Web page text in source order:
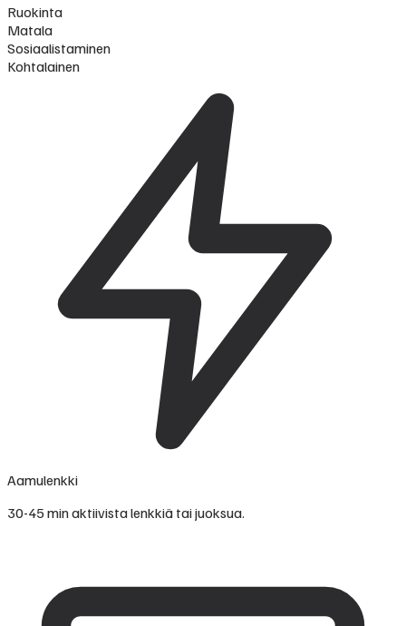
Ruokinta
Matala
Sosiaalistaminen
Kohtalainen
Aamulenkki
30-45 min aktiivista lenkkiä tai juoksua.